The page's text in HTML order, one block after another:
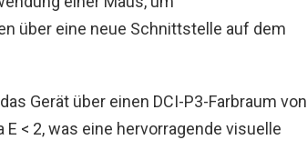
über eine neue Schnittstelle auf dem
Gerät über einen DCI-P3-Farbraum von
< 2, was eine hervorragende visuelle